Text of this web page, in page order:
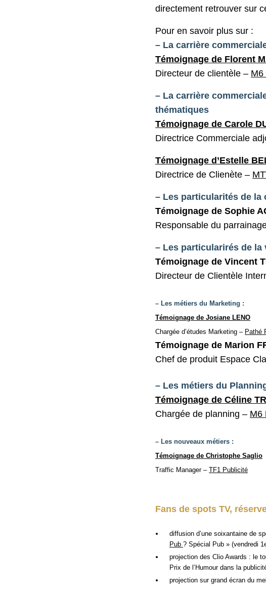
directement retrouver sur
Pour en savoir plus sur :
– La carrière
Témoignage de Florent
Directeur de clientèle – M6
– La carrière
thématiques
Témoignage de Carole
Directrice Commerciale
Témoignage d’Estelle
Directrice de Clienète –
– Les particularités de la
Témoignage de Sophie
Responsable du
– Les particularirés de la
Témoignage de Vincent
Directeur de Clientèle
– Les métiers du Marketing :
Témoignage de Josiane LENO
Chargée d’études Marketing – Pathé
Témoignage de Marion
Chef de produit Espace
– Les métiers du
Témoignage de Céline
Chargée de planning – M6
– Les nouveaux métiers :
Témoignage de Christophe Saglio
Traffic Manager – TF1 Publicité
Fans de spots TV,
diffusion d’une soixantaine de
Pub ? Spécial Pub » (vendredi
projection des Clio Awards : le
Prix de l’Humour dans la
projection sur grand écran du